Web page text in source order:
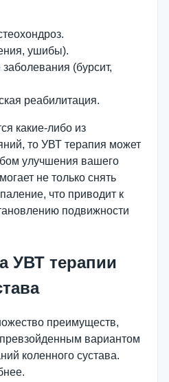
ушибы).
(бурсит,
реабилитация.
какие-либо из
то УВТ терапия может
улучшения вашего
не только снять
что приводит к
подвижности
УВТ терапии
преимуществ,
вариантом
коленного сустава.